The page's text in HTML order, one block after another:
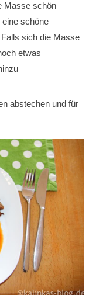
Masse schön
schöne
sich die Masse
etwas
abstechen und für